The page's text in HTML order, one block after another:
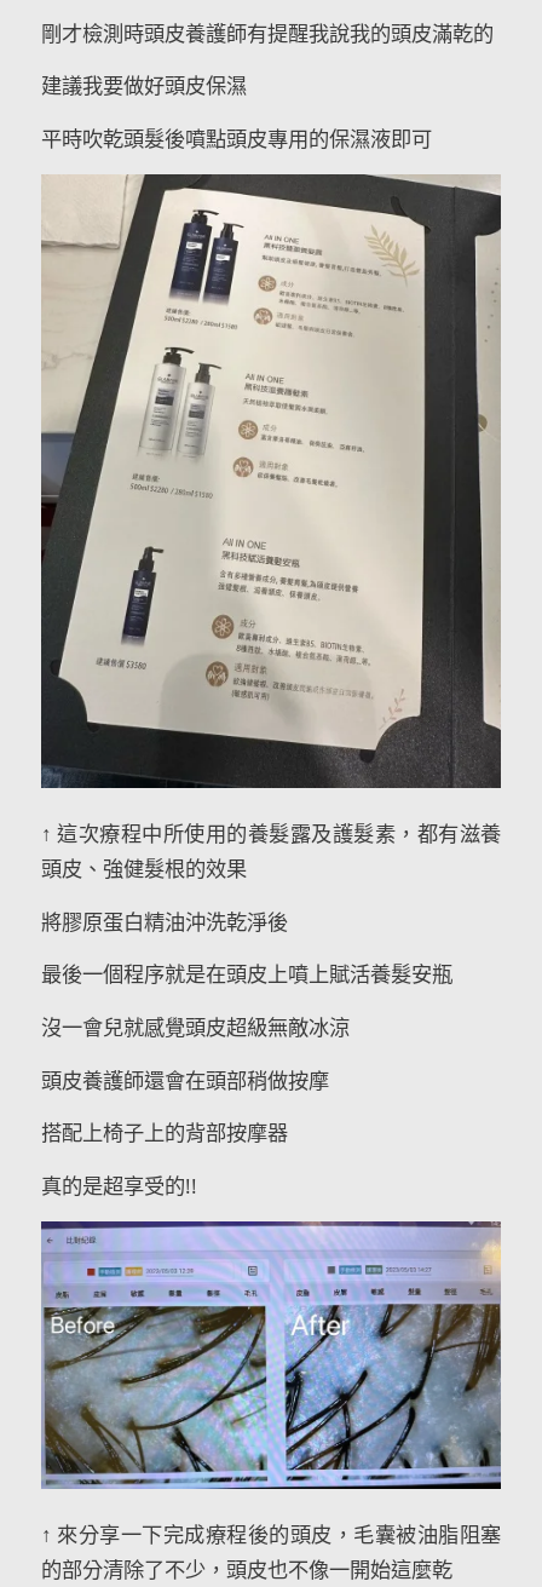
剛才檢測時頭皮養護師有提醒我說我的頭皮滿乾的
建議我要做好頭皮保濕
平時吹乾頭髮後噴點頭皮專用的保濕液即可
↑ 這次療程中所使用的養髮露及護髮素，都有滋養
頭皮、強健髮根的效果
將膠原蛋白精油沖洗乾淨後
最後一個程序就是在頭皮上噴上賦活養髮安瓶
沒一會兒就感覺頭皮超級無敵冰涼
頭皮養護師還會在頭部稍做按摩
搭配上椅子上的背部按摩器
真的是超享受的!!
↑ 來分享一下完成療程後的頭皮，毛囊被油脂阻塞
的部分清除了不少，頭皮也不像一開始這麼乾